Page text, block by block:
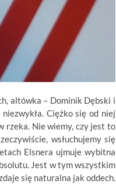
altówka – Dominik Dębski i
Ciężko się od niej
rzeka. Nie wiemy, czy jest to
wsłuchujemy się
Elsnera ujmuje wybitna
Jest w tym wszystkim
się naturalna jak oddech.